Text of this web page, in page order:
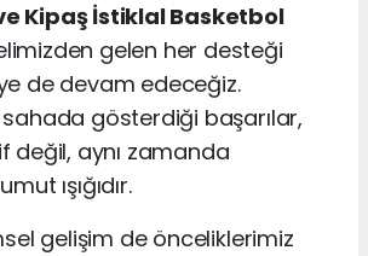
Kipaş İstiklal Basketbol
gelen her desteği
de devam edeceğiz.
gösterdiği başarılar,
değil, aynı zamanda
ışığıdır.
gelişim de önceliklerimiz